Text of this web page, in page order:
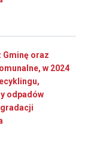
Gminę oraz
w 2024
odpadów